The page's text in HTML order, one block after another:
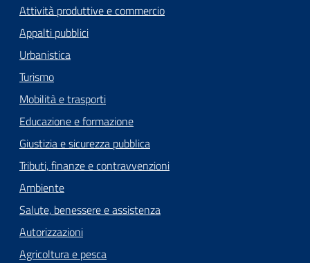
Attività produttive e commercio
Appalti pubblici
Urbanistica
Turismo
Mobilità e trasporti
Educazione e formazione
Giustizia e sicurezza pubblica
Tributi, finanze e contravvenzioni
Ambiente
Salute, benessere e assistenza
Autorizzazioni
Agricoltura e pesca